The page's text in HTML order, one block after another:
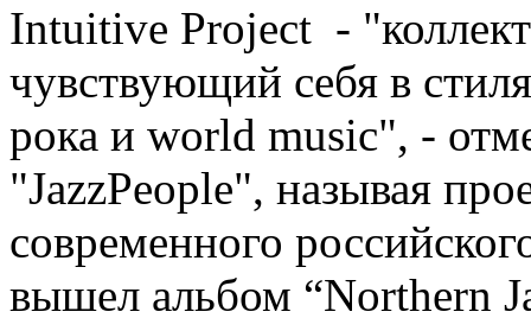
Intuitive Project -
чувствующий себя в
рока и world music", -
"JazzPeople", называя
современного
вышел альбом “Northern